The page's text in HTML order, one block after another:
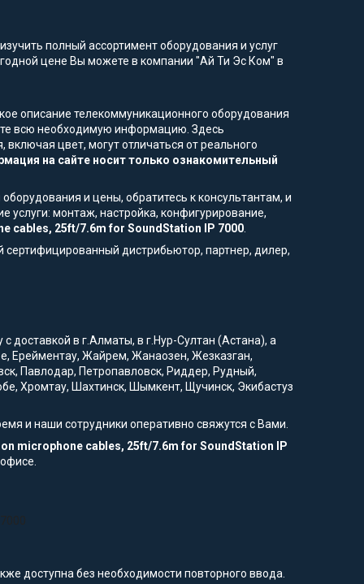
полный ассортимент оборудования и услуг
цене Вы можете в компании "Ай Ти Эс Ком" в
описание телекоммуникационного оборудования
всю необходимую информацию. Здесь
включая цвет, могут отличаться от реального
на сайте носит только ознакомительный
и цены, обратитесь к консультантам, и
монтаж, настройка, конфигурирование,
cables, 25ft/7.6m for SoundStation IP 7000.
дистрибьютор, партнер, дилер,
доставкой в г.Алматы, в г.Нур-Султан (Астана), а
Ерейментау, Жайрем, Жанаозен, Жезказган,
Павлодар, Петропавловск, Риддер, Рудный,
Хромтау, Шахтинск, Шымкент, Щучинск, Экибастуз
и наши сотрудники оперативно свяжутся с Вами.
microphone cables, 25ft/7.6m for SoundStation IP
доступна без необходимости повторного ввода.